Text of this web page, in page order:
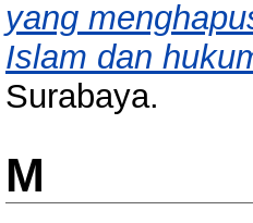
yang
Islam dan
Surabaya.
M